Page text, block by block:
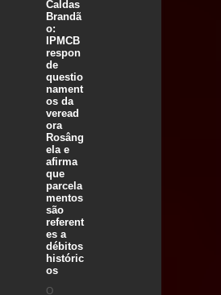
Caldas
Brandã
o:
IPMCB
respon
de
questio
nament
os da
veread
ora
Rosâng
ela e
afirma
que
parcela
mentos
são
referent
es a
débitos
históric
os
O